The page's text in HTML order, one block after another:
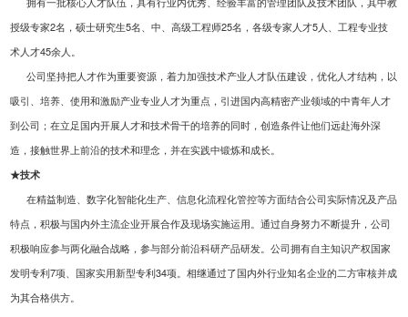
授级专家2名，硕士研究生5名、中、高级工程师25名，各级专家人才5人、工程专业技
术人才45余人。
公司坚持把人才作为重要资源，着力加强技术产业人才队伍建设，优化人才结构，以
吸引、培养、使用和激励产业专业人才为重点，引进国内高精密产业领域的中青年人才
到公司；在立足国内开展人才和技术骨干的培养的同时，创造条件让他们远赴海外深
造，接触世界上前沿的技术和理念，并在实践中锻炼和成长。
★技术
在精益制造、数字化智能化生产、信息化流程化管控等方面结合公司实际情况及产品
特点，积极与国内外主流企业开展合作及现场实施运用。通过自身努力不断提升，公司
积极响应参与两化融合战略，参与部分前沿科研产品研发。公司拥有自主知识产权国家
发明专利7项、国家实用新型专利34项。相继通过了国内外行业知名企业的二方审核并成
为其合格供方。